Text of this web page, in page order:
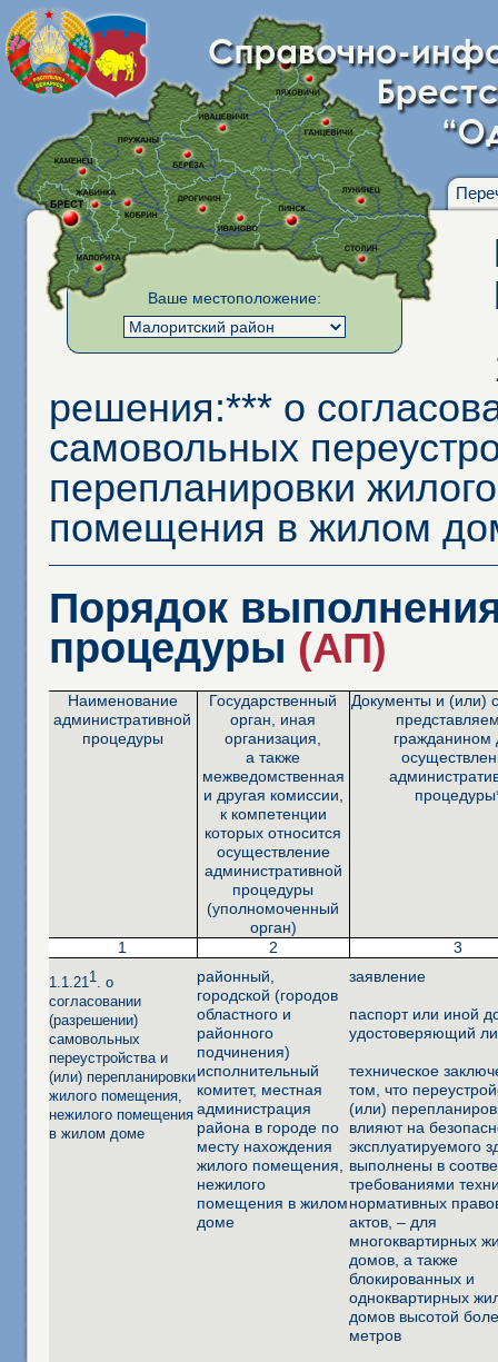
Ваше местоположение:
решения:*** о
самовольных
перепланировки
помещения в жилом
Порядок
процедуры (АП)
Наименование
административной
процедуры
Государственный
орган, иная
организация,
а также
межведомственная
и другая комиссии,
к компетенции
которых относится
осуществление
административной
процедуры
(уполномоченный
орган)
Документы и (или)
гражданином
1 2 3
1.1.211 . о
согласовании
(разрешении)
самовольных
переустройства и
(или) перепланировки
жилого помещения,
нежилого помещения
в жилом доме
районный,
городской (городов
областного и
районного
подчинения)
исполнительный
комитет, местная
администрация
района в городе по
месту нахождения
жилого помещения,
нежилого
помещения в жилом
доме
заявление
паспорт или иной
удостоверяющий
техническое
том, что
(или)
влияют на
эксплуатируемого
выполнены в
требованиями
нормативных
актов, – для
многоквартирных
домов, а также
блокированных и
одноквартирных
домов высотой
метров